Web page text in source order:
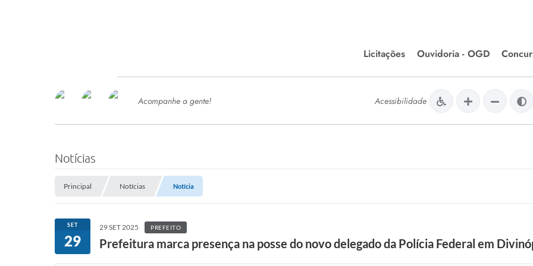
Licitações
Editais de Licitações
Chamamentos Públicos
Ouvidoria - OGD
SERVIÇOS
SEMED
Processo de Contratação -
Concursos e Processos Seletivos
Esporte
Meio Ambiente
Acompanhe a gente! Acessibilidade
Notícias
Principal Notícias Notícia
SET
29
29 SET 2025 PREFEITO
Prefeitura marca presença na posse do novo delegado da Polícia Federal em